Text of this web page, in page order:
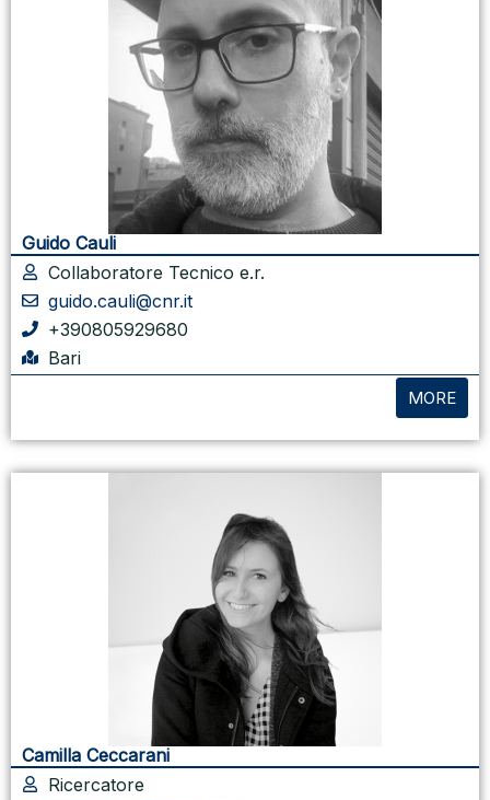
Guido Cauli
Collaboratore Tecnico e.r.
guido.cauli@cnr.it
+390805929680
Bari
MORE
Camilla Ceccarani
Ricercatore